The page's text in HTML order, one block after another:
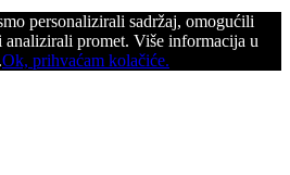
personalizirali sadržaj, omogućili
analizirali promet. Više informacija u
.Ok, prihvaćam kolačiće.